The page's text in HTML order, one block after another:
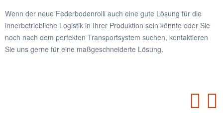
Wenn der neue Federbodenrolli auch eine gute Lösung für die
innerbetriebliche Logistik in Ihrer Produktion sein könnte oder Sie
noch nach dem perfekten Transportsystem suchen, kontaktieren
Sie uns gerne für eine maßgeschneiderte Lösung.